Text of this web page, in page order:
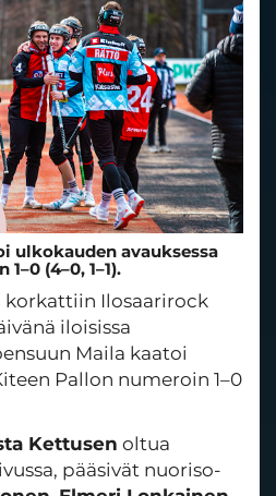
ulkokauden avauksessa
(4–0, 1–1).
korkattiin Ilosaarirock
iloisissa
Maila kaatoi
Pallon numeroin 1–0
Kettusen oltua
pääsivät nuoriso-